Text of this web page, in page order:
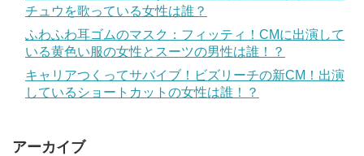
チュウを歌っている女性は誰？
ふわふわ耳ゴムのマスク：フィッティ！CMに出演して
いる黄色い服の女性とスーツの男性は誰！？
キャリアつくってサバイブ！ビズリーチの新CM！出演
しているショートカットの女性は誰！？
アーカイブ